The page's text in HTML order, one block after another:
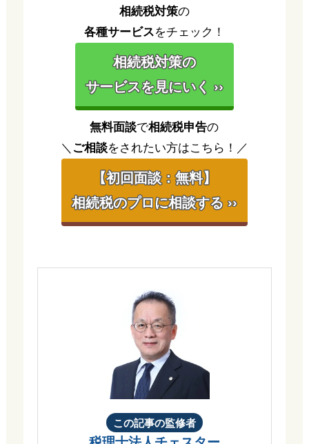
相続税対策の
各種サービスをチェック！
相続税対策の
サービスを見にいく ››
無料面談で相続税申告の
＼ ご相談をされたい方はこちら！／
【初回面談：無料】
相続税のプロに相談する ››
この記事の監修者